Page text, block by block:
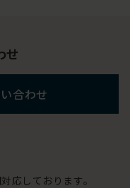
せ
合わせ
応しております。